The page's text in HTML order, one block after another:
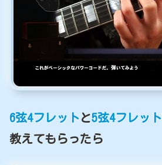
6弦4フレット と5弦4フレット
教えてもらったら